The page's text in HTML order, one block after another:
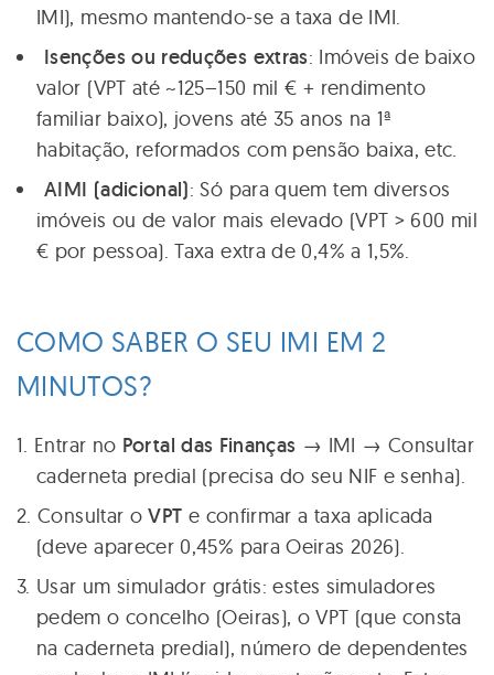
IMI), mesmo mantendo-se a taxa de IMI.
Isenções ou reduções extras: Imóveis de baixo
valor (VPT até ~125–150 mil € + rendimento
familiar baixo), jovens até 35 anos na 1ª
habitação, reformados com pensão baixa, etc.
AIMI (adicional): Só para quem tem diversos
imóveis ou de valor mais elevado (VPT > 600 mil
€ por pessoa). Taxa extra de 0,4% a 1,5%.
COMO SABER O SEU IMI EM 2
MINUTOS?
Entrar no Portal das Finanças → IMI → Consultar
caderneta predial (precisa do seu NIF e senha).
Consultar oVPT e confirmar a taxa aplicada
(deve aparecer 0,45% para Oeiras 2026).
Usar um simulador grátis: estes simuladores
pedem o concelho (Oeiras), o VPT (que consta
na caderneta predial), número de dependentes